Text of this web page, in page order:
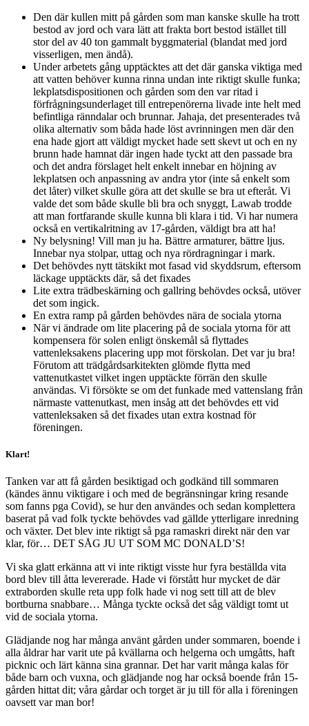
Den där kullen mitt på gården som man kanske skulle ha trott
bestod av jord och vara lätt att frakta bort bestod istället till
stor del av 40 ton gammalt byggmaterial (blandat med jord
visserligen, men ändå).
Under arbetets gång upptäcktes att det där ganska viktiga med
att vatten behöver kunna rinna undan inte riktigt skulle funka;
lekplatsdispositionen och gården som den var ritad i
förfrågningsunderlaget till entrepenörerna livade inte helt med
befintliga ränndalar och brunnar. Jahaja, det presenterades två
olika alternativ som båda hade löst avrinningen men där den
ena hade gjort att väldigt mycket hade sett skevt ut och en ny
brunn hade hamnat där ingen hade tyckt att den passade bra
och det andra förslaget helt enkelt innebar en höjning av
lekplatsen och anpassning av andra ytor (inte så enkelt som
det låter) vilket skulle göra att det skulle se bra ut efteråt. Vi
valde det som både skulle bli bra och snyggt, Lawab trodde
att man fortfarande skulle kunna bli klara i tid. Vi har numera
också en vertikalritning av 17-gården, väldigt bra att ha!
Ny belysning! Vill man ju ha. Bättre armaturer, bättre ljus.
Innebar nya stolpar, uttag och nya rördragningar i mark.
Det behövdes nytt tätskikt mot fasad vid skyddsrum, eftersom
läckage upptäckts där, så det fixades
Lite extra trädbeskärning och gallring behövdes också, utöver
det som ingick.
En extra ramp på gården behövdes nära de sociala ytorna
När vi ändrade om lite placering på de sociala ytorna för att
kompensera för solen enligt önskemål så flyttades
vattenleksakens placering upp mot förskolan. Det var ju bra!
Förutom att trädgårdsarkitekten glömde flytta med
vattenutkastet vilket ingen upptäckte förrän den skulle
användas. Vi försökte se om det funkade med vattenslang från
närmaste vattenutkast, men insåg att det behövdes ett vid
vattenleksaken så det fixades utan extra kostnad för
föreningen.
Klart!
Tanken var att få gården besiktigad och godkänd till sommaren
(kändes ännu viktigare i och med de begränsningar kring resande
som fanns pga Covid), se hur den användes och sedan komplettera
baserat på vad folk tyckte behövdes vad gällde ytterligare inredning
och växter. Det blev inte riktigt så pga ramaskri direkt när den var
klar, för… DET SÅG JU UT SOM MC DONALD’S!
Vi ska glatt erkänna att vi inte riktigt visste hur fyra beställda vita
bord blev till åtta levererade. Hade vi förstått hur mycket de där
extraborden skulle reta upp folk hade vi nog sett till att de blev
bortburna snabbare… Många tyckte också det såg väldigt tomt ut
vid de sociala ytorna.
Glädjande nog har många använt gården under sommaren, boende i
alla åldrar har varit ute på kvällarna och helgerna och umgåtts, haft
picknic och lärt känna sina grannar. Det har varit många kalas för
både barn och vuxna, och glädjande nog har också boende från 15-
gården hittat dit; våra gårdar och torget är ju till för alla i föreningen
oavsett var man bor!